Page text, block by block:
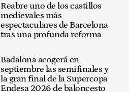
Reabre uno de los castillos
medievales más
espectaculares de Barcelona
tras una profunda reforma
Badalona acogerá en
septiembre las semifinales y
la gran final de la Supercopa
Endesa 2026 de baloncesto